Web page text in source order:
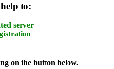
to:
server
on the button below.